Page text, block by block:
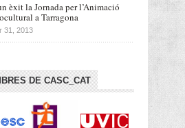
èxit la Jornada per l’Animació
a Tarragona
31, 2013
DE CASC_CAT